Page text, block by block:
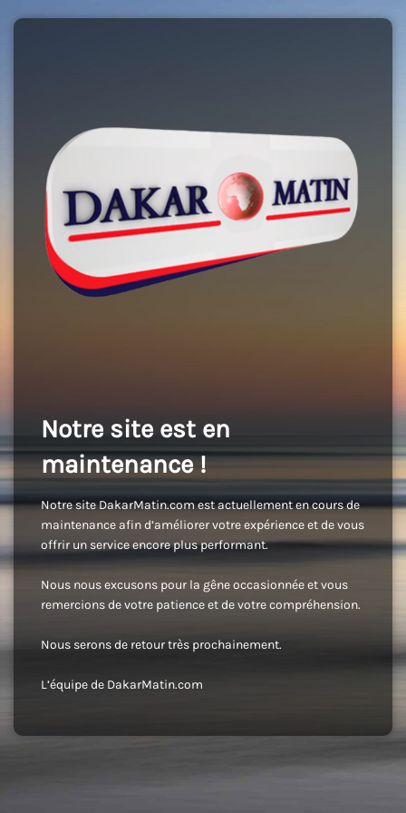
Notre site est en
maintenance !
Notre site DakarMatin.com est actuellement en cours de
maintenance afin d’améliorer votre expérience et de vous
offrir un service encore plus performant.
Nous nous excusons pour la gêne occasionnée et vous
remercions de votre patience et de votre compréhension.
Nous serons de retour très prochainement.
L’équipe de DakarMatin.com